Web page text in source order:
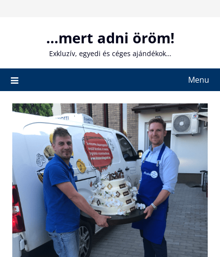
…mert adni öröm!
Exkluzív, egyedi és céges ajándékok…
Menu